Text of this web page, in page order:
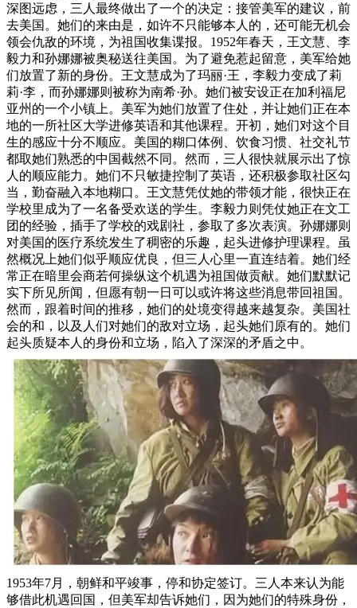
深图远虑，三人最终做出了一个的决定：接管美军的建议，前
去美国。她们的来由是，如许不只能够本人的，还可能无机会
领会仇敌的环境，为祖国收集谍报。1952年春天，王文慧、李
毅力和孙娜娜被奥秘送往美国。为了避免惹起留意，美军给她
们放置了新的身份。王文慧成为了玛丽·王，李毅力变成了莉
莉·李，而孙娜娜则被称为南希·孙。她们被安设正在加利福尼
亚州的一个小镇上。美军为她们放置了住处，并让她们正在本
地的一所社区大学进修英语和其他课程。开初，她们对这个目
生的感应十分不顺应。美国的糊口体例、饮食习惯、社交礼节
都取她们熟悉的中国截然不同。然而，三人很快就展示出了惊
人的顺应能力。她们不只敏捷控制了英语，还积极参取社区勾
当，勤奋融入本地糊口。王文慧凭仗她的带领才能，很快正在
学校里成为了一名备受欢送的学生。李毅力则凭仗她正在文工
团的经验，插手了学校的戏剧社，参取了多次表演。孙娜娜则
对美国的医疗系统发生了稠密的乐趣，起头进修护理课程。虽
然概况上她们似乎顺应优良，但三人心里一直连结着。她们经
常正在暗里会商若何操纵这个机遇为祖国做贡献。她们默默记
实下所见所闻，但愿有朝一日可以或许将这些消息带回祖国。
然而，跟着时间的推移，她们的处境变得越来越复杂。美国社
会的和，以及人们对她们的敌对立场，起头她们原有的。她们
起头质疑本人的身份和立场，陷入了深深的矛盾之中。
1953年7月，朝鲜和平竣事，停和协定签订。三人本来认为能
够借此机遇回国，但美军却告诉她们，因为她们的特殊身份，